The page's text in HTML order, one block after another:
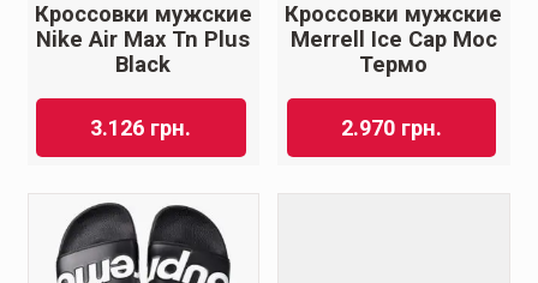
Кроссовки мужские
Nike Air Max Tn Plus
Black
3.126 грн.
Кроссовки мужские
Merrell Ice Cap Moc
Термо
2.970 грн.